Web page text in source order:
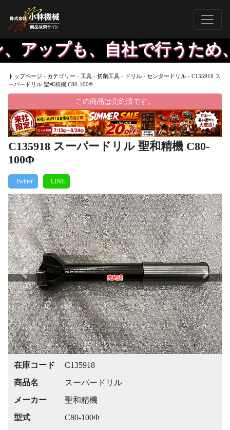
も、自社で行うため、効
トップページ › カテゴリー › 工具 › 切削工具 › ドリル › センタードリル › C135918 ス
ーパードリル 聖和精機 C80-100Φ
この商品は売約済です。
C135918 スーパードリル 聖和精機 C80-
100Φ
売約済
Previous Next
在庫コード
C135918
商品名
スーパードリル
メーカー
聖和精機
型式
C80-100Φ